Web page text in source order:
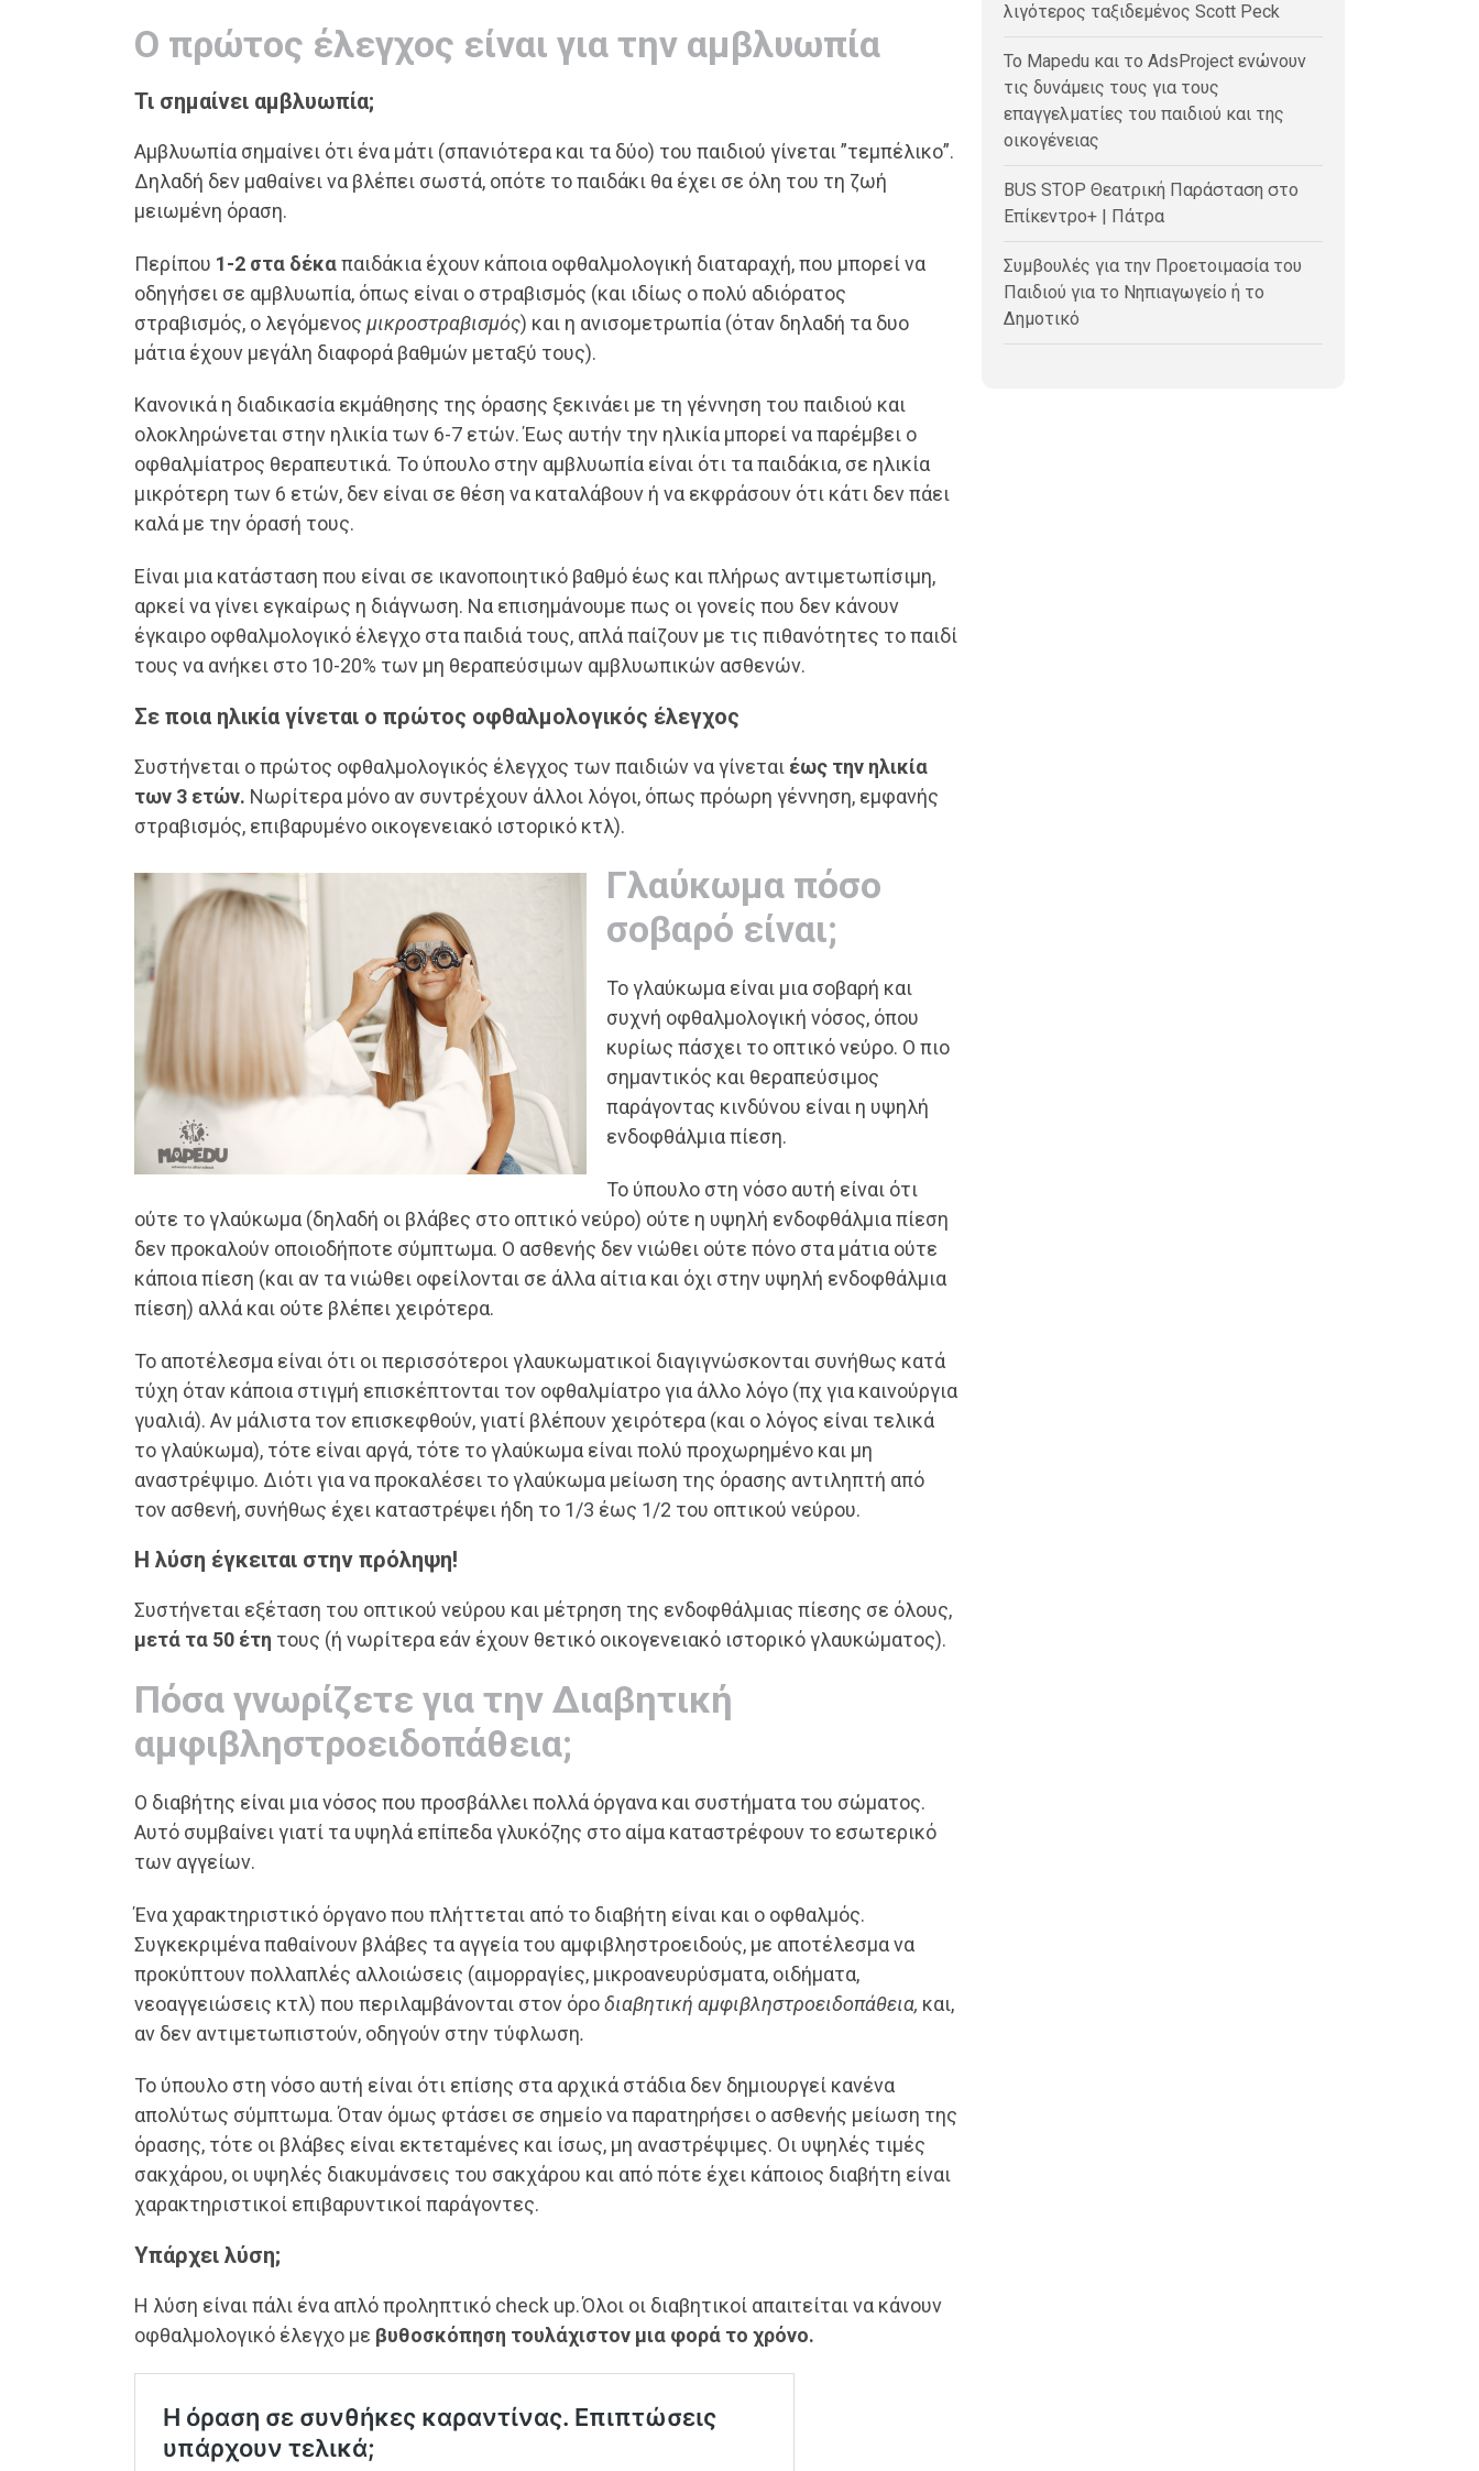
Ο πρώτος έλεγχος είναι για την αμβλυωπία
Τι σημαίνει αμβλυωπία;
Αμβλυωπία σημαίνει ότι ένα μάτι (σπανιότερα και τα δύο) του παιδιού γίνεται ”τεμπέλικο”.
Δηλαδή δεν μαθαίνει να βλέπει σωστά, οπότε το παιδάκι θα έχει σε όλη του τη ζωή
μειωμένη όραση.
Περίπου 1-2 στα δέκαπαιδάκια έχουν κάποια οφθαλμολογική διαταραχή, που μπορεί να
οδηγήσει σε αμβλυωπία, όπως είναι ο στραβισμός (και ιδίως ο πολύ αδιόρατος
στραβισμός, ο λεγόμενος μικροστραβισμός) και η ανισομετρωπία (όταν δηλαδή τα δυο
μάτια έχουν μεγάλη διαφορά βαθμών μεταξύ τους).
Κανονικά η διαδικασία εκμάθησης της όρασης ξεκινάει με τη γέννηση του παιδιού και
ολοκληρώνεται στην ηλικία των 6-7 ετών. Έως αυτήν την ηλικία μπορεί να παρέμβει ο
οφθαλμίατρος θεραπευτικά. Το ύπουλο στην αμβλυωπία είναι ότι τα παιδάκια, σε ηλικία
μικρότερη των 6 ετών, δεν είναι σε θέση να καταλάβουν ή να εκφράσουν ότι κάτι δεν πάει
καλά με την όρασή τους.
Είναι μια κατάσταση που είναι σε ικανοποιητικό βαθμό έως και πλήρως αντιμετωπίσιμη,
αρκεί να γίνει εγκαίρως η διάγνωση. Να επισημάνουμε πως οι γονείς που δεν κάνουν
έγκαιρο οφθαλμολογικό έλεγχο στα παιδιά τους, απλά παίζουν με τις πιθανότητες το παιδί
τους να ανήκει στο 10-20% των μη θεραπεύσιμων αμβλυωπικών ασθενών.
Σε ποια ηλικία γίνεται ο πρώτος οφθαλμολογικός έλεγχος
Συστήνεται ο πρώτος οφθαλμολογικός έλεγχος των παιδιών να γίνεται έως την ηλικία
των 3 ετών. Νωρίτερα μόνο αν συντρέχουν άλλοι λόγοι, όπως πρόωρη γέννηση, εμφανής
στραβισμός, επιβαρυμένο οικογενειακό ιστορικό κτλ).
Γλαύκωμα πόσο
σοβαρό είναι;
Το γλαύκωμα είναι μια σοβαρή και
συχνή οφθαλμολογική νόσος, όπου
κυρίως πάσχει το οπτικό νεύρο. Ο πιο
σημαντικός και θεραπεύσιμος
παράγοντας κινδύνου είναι η υψηλή
ενδοφθάλμια πίεση.
Το ύπουλο στη νόσο αυτή είναι ότι
ούτε το γλαύκωμα (δηλαδή οι βλάβες στο οπτικό νεύρο) ούτε η υψηλή ενδοφθάλμια πίεση
δεν προκαλούν οποιοδήποτε σύμπτωμα. Ο ασθενής δεν νιώθει ούτε πόνο στα μάτια ούτε
κάποια πίεση (και αν τα νιώθει οφείλονται σε άλλα αίτια και όχι στην υψηλή ενδοφθάλμια
πίεση) αλλά και ούτε βλέπει χειρότερα.
Το αποτέλεσμα είναι ότι οι περισσότεροι γλαυκωματικοί διαγιγνώσκονται συνήθως κατά
τύχη όταν κάποια στιγμή επισκέπτονται τον οφθαλμίατρο για άλλο λόγο (πχ για καινούργια
γυαλιά). Αν μάλιστα τον επισκεφθούν, γιατί βλέπουν χειρότερα (και ο λόγος είναι τελικά
το γλαύκωμα), τότε είναι αργά, τότε το γλαύκωμα είναι πολύ προχωρημένο και μη
αναστρέψιμο. Διότι για να προκαλέσει το γλαύκωμα μείωση της όρασης αντιληπτή από
τον ασθενή, συνήθως έχει καταστρέψει ήδη το 1/3 έως 1/2 του οπτικού νεύρου.
Η λύση έγκειται στην πρόληψη!
Συστήνεται εξέταση του οπτικού νεύρου και μέτρηση της ενδοφθάλμιας πίεσης σε όλους,
μετά τα 50 έτη τους (ή νωρίτερα εάν έχουν θετικό οικογενειακό ιστορικό γλαυκώματος).
Πόσα γνωρίζετε για την Διαβητική
αμφιβληστροειδοπάθεια;
Ο διαβήτης είναι μια νόσος που προσβάλλει πολλά όργανα και συστήματα του σώματος.
Αυτό συμβαίνει γιατί τα υψηλά επίπεδα γλυκόζης στο αίμα καταστρέφουν το εσωτερικό
των αγγείων.
Ένα χαρακτηριστικό όργανο που πλήττεται από το διαβήτη είναι και ο οφθαλμός.
Συγκεκριμένα παθαίνουν βλάβες τα αγγεία του αμφιβληστροειδούς, με αποτέλεσμα να
προκύπτουν πολλαπλές αλλοιώσεις (αιμορραγίες, μικροανευρύσματα, οιδήματα,
νεοαγγειώσεις κτλ) που περιλαμβάνονται στον όροδιαβητική αμφιβληστροειδοπάθεια, και,
αν δεν αντιμετωπιστούν, οδηγούν στην τύφλωση.
Το ύπουλο στη νόσο αυτή είναι ότι επίσης στα αρχικά στάδια δεν δημιουργεί κανένα
απολύτως σύμπτωμα. Όταν όμως φτάσει σε σημείο να παρατηρήσει ο ασθενής μείωση της
όρασης, τότε οι βλάβες είναι εκτεταμένες και ίσως, μη αναστρέψιμες. Οι υψηλές τιμές
σακχάρου, οι υψηλές διακυμάνσεις του σακχάρου και από πότε έχει κάποιος διαβήτη είναι
χαρακτηριστικοί επιβαρυντικοί παράγοντες.
Υπάρχει λύση;
Η λύση είναι πάλι ένα απλό προληπτικό check up. Όλοι οι διαβητικοί απαιτείται να κάνουν
οφθαλμολογικό έλεγχο με βυθοσκόπηση τουλάχιστον μια φορά το χρόνο.
λιγότερος ταξιδεμένος Scott Peck
Το Mapedu και το AdsProject ενώνουν
τις δυνάμεις τους για τους
επαγγελματίες του παιδιού και της
οικογένειας
BUS STOP Θεατρική Παράσταση στο
Επίκεντρο+ | Πάτρα
Συμβουλές για την Προετοιμασία του
Παιδιού για το Νηπιαγωγείο ή το
Δημοτικό